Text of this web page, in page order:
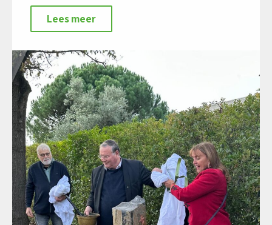
Lees meer